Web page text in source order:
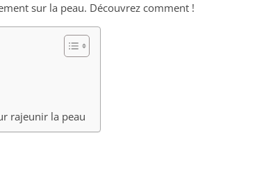
sur la peau. Découvrez comment !
rajeunir la peau